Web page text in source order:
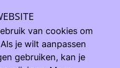
Lopende projecten
Malawi
(Majanga) - Malawi
van cookies om
je wilt aanpassen
gebruiken, kan je